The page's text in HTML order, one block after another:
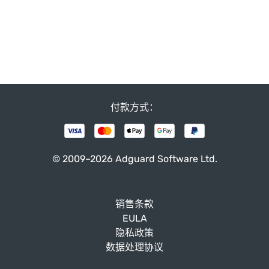
© 2009–2026 Adguard Software Ltd.
付款方式：
销售条款
EULA
隐私政策
数据处理协议